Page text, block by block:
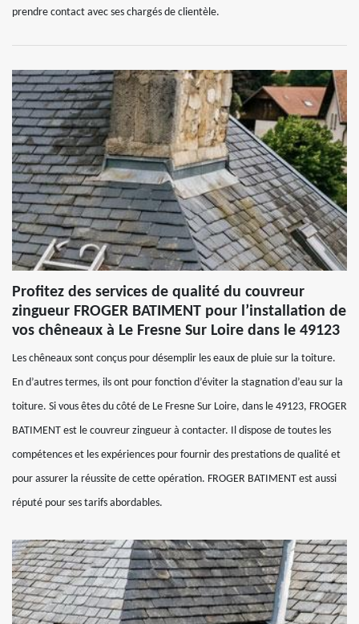
prendre contact avec ses chargés de clientèle.
Profitez des services de qualité du couvreur
zingueur FROGER BATIMENT pour l’installation de
vos chêneaux à Le Fresne Sur Loire dans le 49123
Les chêneaux sont conçus pour désemplir les eaux de pluie sur la toiture.
En d’autres termes, ils ont pour fonction d’éviter la stagnation d’eau sur la
toiture. Si vous êtes du côté de Le Fresne Sur Loire, dans le 49123, FROGER
BATIMENT est le couvreur zingueur à contacter. Il dispose de toutes les
compétences et les expériences pour fournir des prestations de qualité et
pour assurer la réussite de cette opération. FROGER BATIMENT est aussi
réputé pour ses tarifs abordables.